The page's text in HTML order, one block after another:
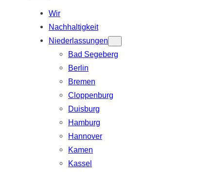
n
Wir
Nachhaltigkeit
Niederlassungen
Bad Segeberg
Berlin
Bremen
Cloppenburg
Duisburg
Hamburg
Hannover
Kamen
Kassel